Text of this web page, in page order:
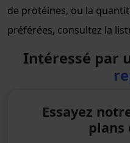
de protéines, ou la
préférées, consultez la
Intéressé par
Essayez
plans